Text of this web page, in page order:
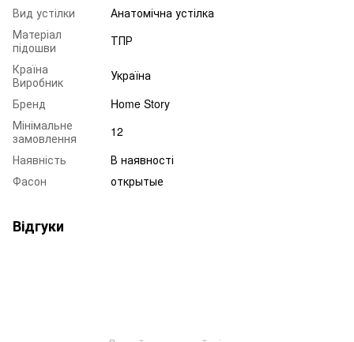
Вид устілки
Анатомічна устілка
Матеріал
підошви
ТПР
Країна
Виробник
Україна
Бренд
Home Story
Мінімальне
замовлення
12
Наявність
В наявності
Фасон
открытые
Відгуки